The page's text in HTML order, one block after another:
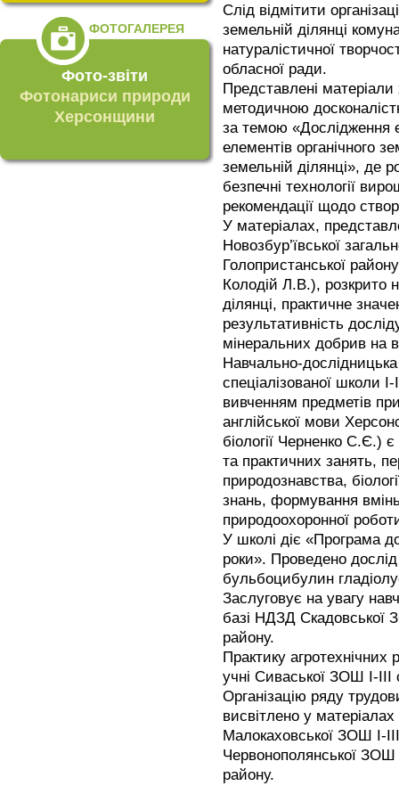
ФОТОГАЛЕРЕЯ
Фото-звіти
Фотонариси природи
Херсонщини
Слід відмітити
земельній ділянці
натуралістичної
обласної ради.
Представлені
методичною
за темою «Дослідження
елементів органічного
земельній ділянці», де
безпечні технології
рекомендації щодо
У матеріалах,
Новозбур’ївської
Голопристанської
Колодій Л.В.), розкрито
ділянці, практичне
результативність
мінеральних добрив на
Навчально-
спеціалізованої школи
вивченням предметів
англійської мови
біології Черненко С.Є.)
та практичних занять,
природознавства,
знань, формування
природоохоронної
У школі діє «Програма
роки». Проведено
бульбоцибулин
Заслуговує на увагу
базі НДЗД Скадовської
району.
Практику агротехнічних
учні Сиваської ЗОШ І-
Організацію ряду
висвітлено у матеріалах
Малокаховської ЗОШ І-
Червонополянської ЗОШ
району.